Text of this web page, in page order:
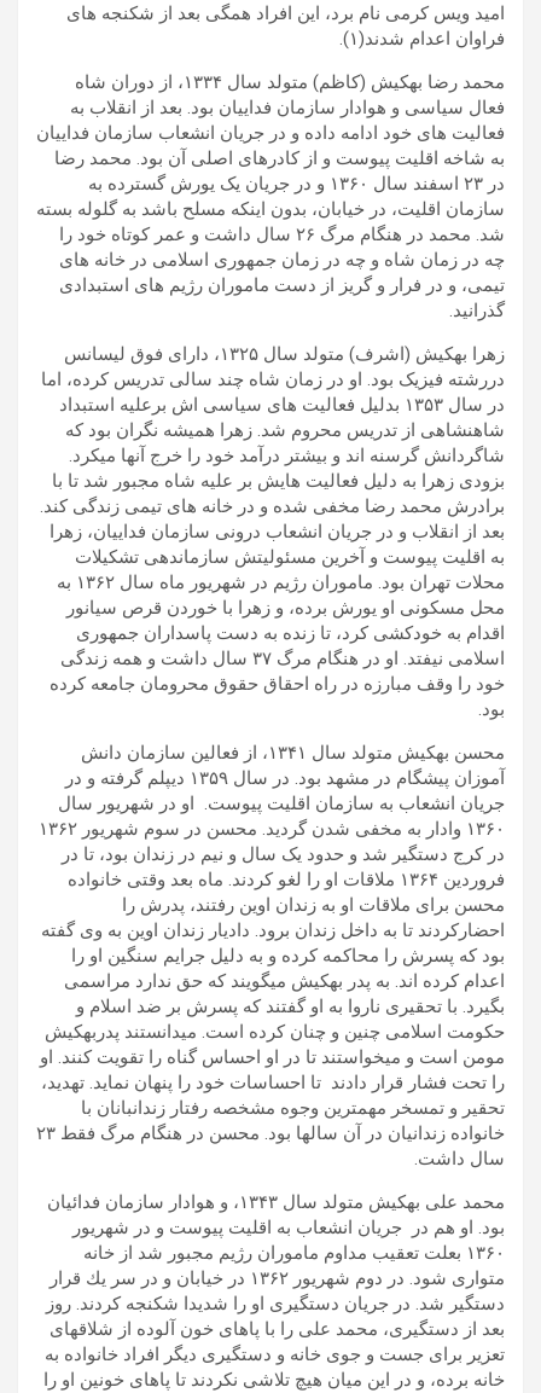
امید ویس کرمی نام برد، این افراد همگی بعد از شکنجه های
فراوان اعدام شدند(۱).
محمد رضا بهکیش (کاظم) متولد سال ۱۳۳۴، از دوران شاه
فعال سیاسی و هوادار سازمان فداییان بود. بعد از انقلاب به
فعالیت های خود ادامه داده و در جریان انشعاب سازمان فداییان
به شاخه اقلیت پیوست و از کادرهای اصلی آن بود. محمد رضا
در ۲۳ اسفند سال ۱۳۶۰ و در جریان یک یورش گسترده به
سازمان اقلیت، در خیابان، بدون اینکه مسلح باشد به گلوله بسته
شد. محمد در هنگام مرگ ۲۶ سال داشت و عمر کوتاه خود را
چه در زمان شاه و چه در زمان جمهوری اسلامی در خانه های
تیمی، و در فرار و گریز از دست ماموران رژیم های استبدادی
گذرانید.
زهرا بهکیش (اشرف) متولد سال ۱۳۲۵، دارای فوق لیسانس
دررشته فیزیک بود. او در زمان شاه چند سالی تدریس کرده، اما
در سال ۱۳۵۳ بدلیل فعالیت های سیاسی اش برعلیه استبداد
شاهنشاهی از تدریس محروم شد. زهرا همیشه نگران بود که
شاگردانش گرسنه اند و بیشتر درآمد خود را خرج آنها میکرد.
بزودی زهرا به دلیل فعالیت هایش بر علیه شاه مجبور شد تا با
برادرش محمد رضا مخفی شده و در خانه های تیمی زندگی کند.
بعد از انقلاب و در جریان انشعاب درونی سازمان فداییان، زهرا
به اقلیت پیوست و آخرین مسئولیتش سازماندهی تشكیلات
محلات تهران بود. ماموران رژیم در شهریور ماه سال ۱۳۶۲ به
محل مسکونی او یورش برده، و زهرا با خوردن قرص سیانور
اقدام به خودکشی کرد، تا زنده به دست پاسداران جمهوری
اسلامی نیفتد. او در هنگام مرگ ۳۷ سال داشت و همه زندگی
خود را وقف مبارزه در راه احقاق حقوق محرومان جامعه کرده
بود.
محسن بهکیش متولد سال ۱۳۴۱، از فعالین سازمان دانش
آموزان پیشگام در مشهد بود. در سال ۱۳۵۹ دیپلم گرفته و در
جریان انشعاب به سازمان اقلیت پیوست. او در شهریور سال
۱۳۶۰ وادار به مخفی شدن گردید. محسن در سوم شهریور ۱۳۶۲
در كرج دستگیر شد و حدود یک سال و نیم در زندان بود، تا در
فروردین ۱۳۶۴ ملاقات او را لغو كردند. ماه بعد وقتی خانواده
محسن برای ملاقات او به زندان اوین رفتند، پدرش را
احضارکردند تا به داخل زندان برود. دادیار زندان اوین به وی گفته
بود که پسرش را محاكمه كرده و به دلیل جرایم سنگین او را
اعدام كرده اند. به پدر بهکیش میگویند كه حق ندارد مراسمی
بگیرد. با تحقیری ناروا به او گفتند كه پسرش بر ضد اسلام و
حكومت اسلامی چنین و چنان كرده است. میدانستند پدربهکیش
مومن است و میخواستند تا در او احساس گناه را تقویت كنند. او
را تحت فشار قرار دادند تا احساسات خود را پنهان نماید. تهدید،
تحقیر و تمسخر مهمترین وجوه مشخصه رفتار زندانبانان با
خانواده زندانیان در آن سالها بود. محسن در هنگام مرگ فقط ۲۳
سال داشت.
محمد علی بهكیش متولد سال ۱۳۴۳، و هوادار سازمان فدائیان
بود. او هم در جریان انشعاب به اقلیت پیوست و در شهریور
۱۳۶۰ بعلت تعقیب مداوم ماموران رژیم مجبور شد از خانه
متواری شود. در دوم شهریور ۱۳۶۲ در خیابان و در سر یك قرار
دستگیر شد. در جریان دستگیری او را شدیدا شكنجه كردند. روز
بعد از دستگیری، محمد علی را با پاهای خون آلوده از شلاقهای
تعزیر برای جست و جوی خانه و دستگیری دیگر افراد خانواده به
خانه برده، و در این میان هیچ تلاشی نکردند تا پاهای خونین او را